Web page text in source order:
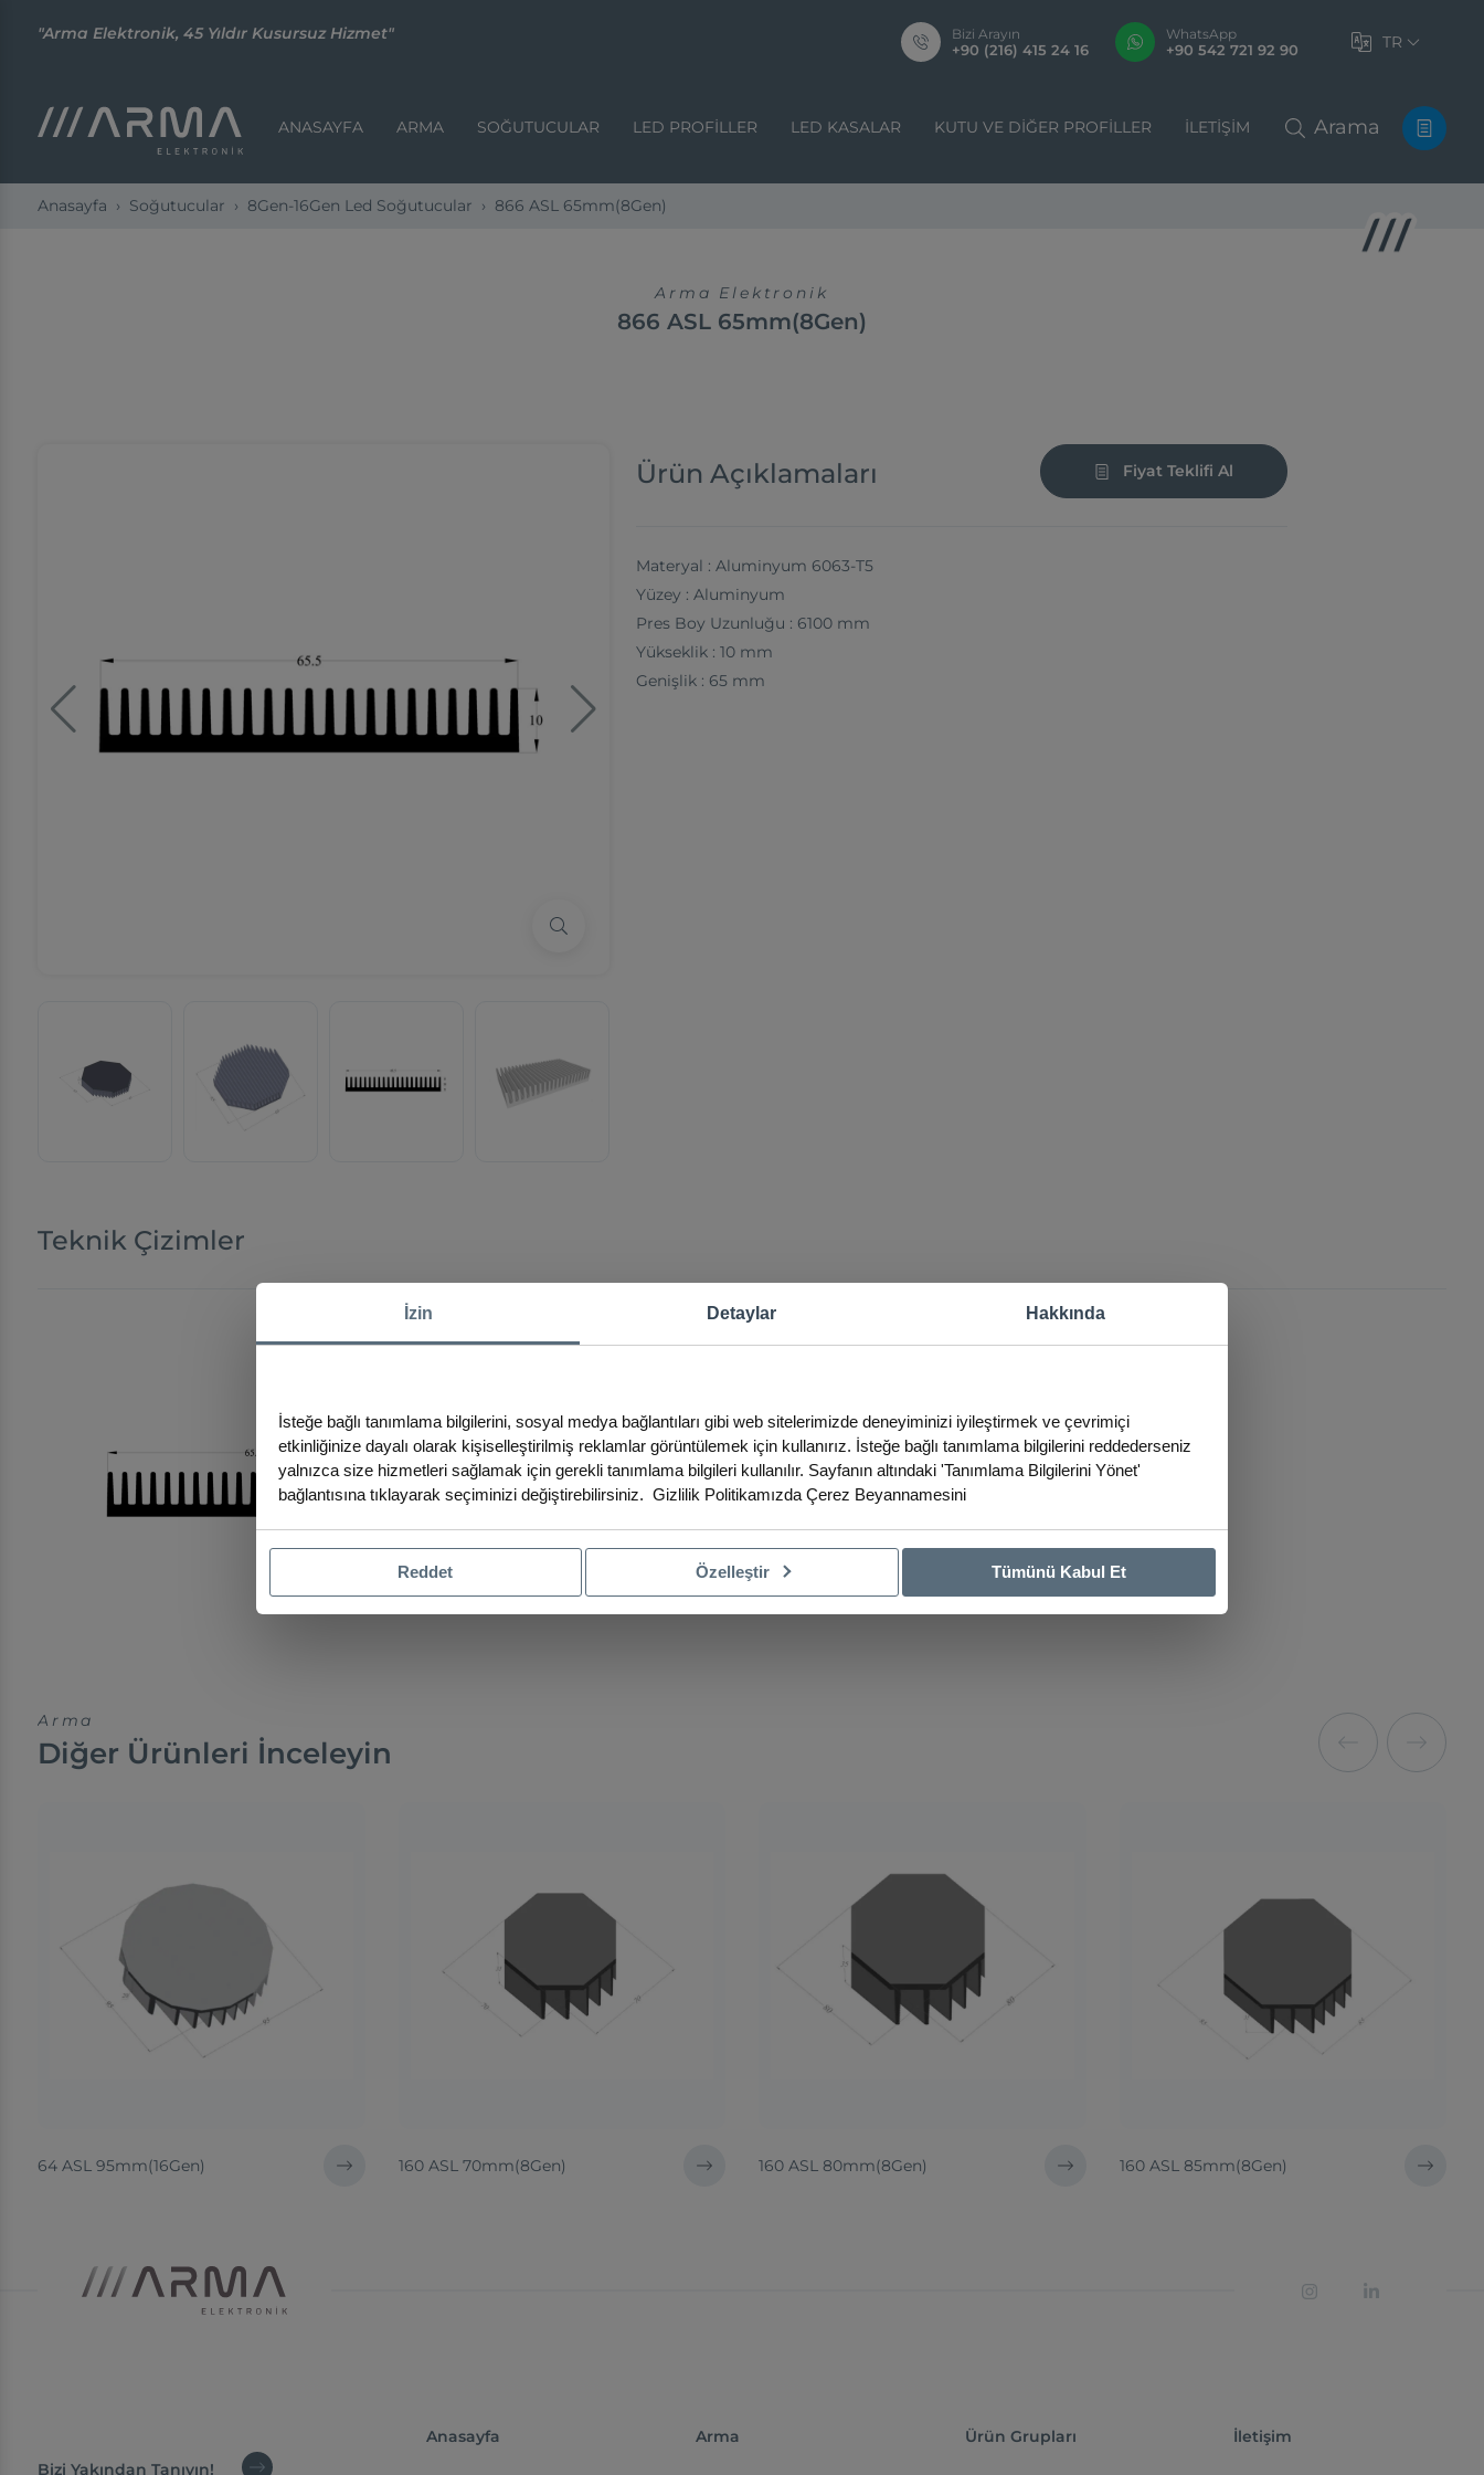
"Arma Elektronik, 45 Yıldır Kusursuz Hizmet" Bizi Arayın
+90 (216) 415 24 16
WhatsApp
+90 542 721 92 90 TR
ANASAYFA ARMA SOĞUTUCULAR LED PROFILLER LED KASALAR KUTU VE DIĞER PROFILLER İLETIŞIM Arama
Anasayfa Soğutucular 8Gen-16Gen Led Soğutucular 866 ASL 65mm(8Gen)
Arma Elektronik
866 ASL 65mm(8Gen)
Ürün Açıklamaları Fiyat Teklifi Al
Materyal : Aluminyum 6063-T5
Yüzey : Aluminyum
Pres Boy Uzunluğu : 6100 mm
Yükseklik : 10 mm
Genişlik : 65 mm
Teknik Çizimler
Arma
Diğer Ürünleri İnceleyin
64 ASL 95mm(16Gen) 160 ASL 70mm(8Gen) 160 ASL 80mm(8Gen) 160 ASL 85mm(8Gen)
Bizi Yakından Tanıyın!
Anasayfa Arma Ürün Grupları İletişim
İzin Detaylar Hakkında
İsteğe bağlı tanımlama bilgilerini, sosyal medya bağlantıları gibi web sitelerimizde deneyiminizi iyileştirmek ve çevrimiçi
etkinliğinize dayalı olarak kişiselleştirilmiş reklamlar görüntülemek için kullanırız. İsteğe bağlı tanımlama bilgilerini reddederseniz
yalnızca size hizmetleri sağlamak için gerekli tanımlama bilgileri kullanılır. Sayfanın altındaki 'Tanımlama Bilgilerini Yönet'
bağlantısına tıklayarak seçiminizi değiştirebilirsiniz. Gizlilik Politikamızda Çerez Beyannamesini
Reddet Özelleştir Tümünü Kabul Et